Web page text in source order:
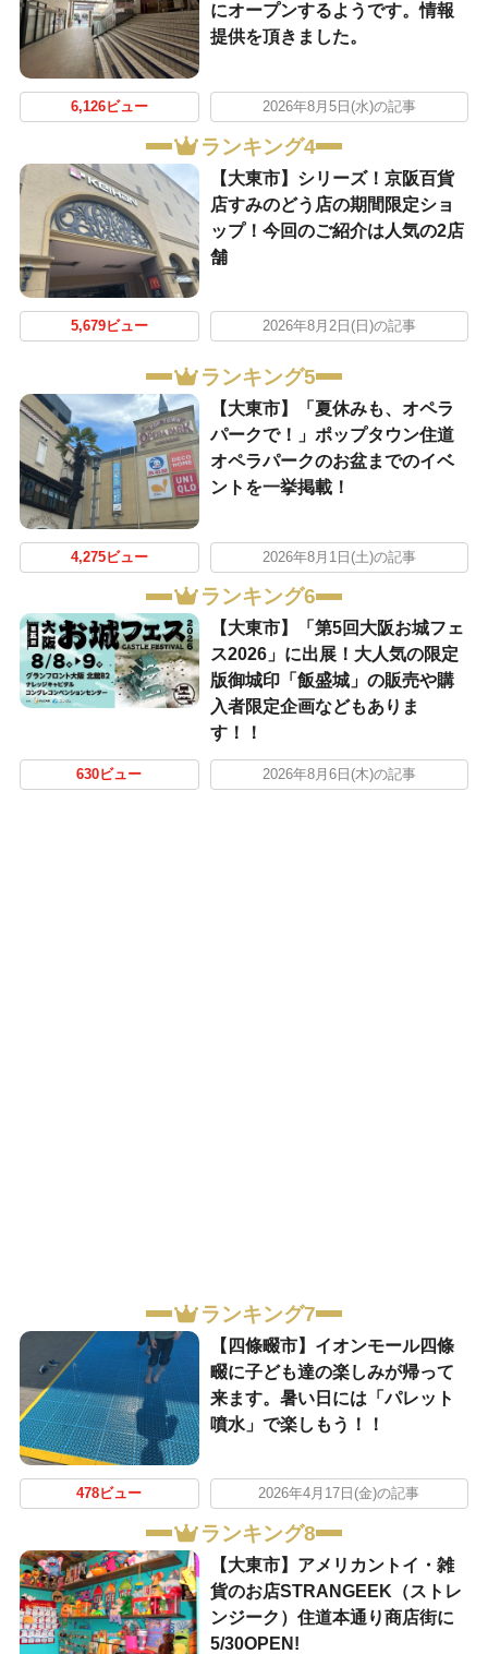
にオープンするようです。情報
提供を頂きました。
6,126ビュー 2026年8月5日(水)の記事
ランキング4
【大東市】シリーズ！京阪百貨
店すみのどう店の期間限定ショ
ップ！今回のご紹介は人気の2店
舗
5,679ビュー 2026年8月2日(日)の記事
ランキング5
【大東市】「夏休みも、オペラ
パークで！」ポップタウン住道
オペラパークのお盆までのイベ
ントを一挙掲載！
4,275ビュー 2026年8月1日(土)の記事
ランキング6
【大東市】「第5回大阪お城フェ
ス2026」に出展！大人気の限定
版御城印「飯盛城」の販売や購
入者限定企画などもありま
す！！
630ビュー 2026年8月6日(木)の記事
ランキング7
【四條畷市】イオンモール四條
畷に子ども達の楽しみが帰って
来ます。暑い日には「パレット
噴水」で楽しもう！！
478ビュー 2026年4月17日(金)の記事
ランキング8
【大東市】アメリカントイ・雑
貨のお店STRANGEEK（ストレ
ンジーク）住道本通り商店街に
5/30OPEN!